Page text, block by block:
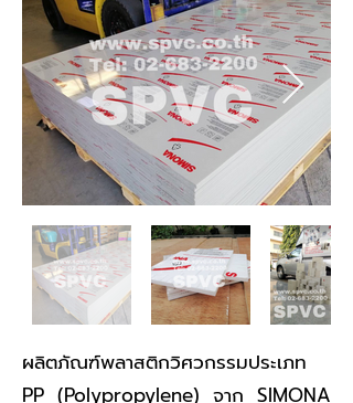
ผลิตภัณฑ์พลาสติกวิศวกรรมประเภท
PP (Polypropylene) จาก SIMONA